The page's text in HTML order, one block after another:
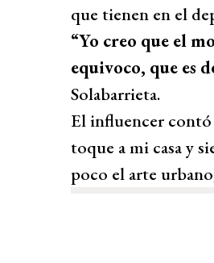
que tienen en el
“Yo creo que el
equivoco, que es
Solabarrieta.
El influencer
toque a mi casa y
poco el arte